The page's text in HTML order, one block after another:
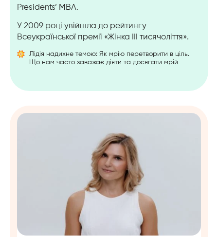
Presidents’ MBA.
У 2009 році увійшла до рейтингу
Всеукраїнської премії «Жінка ІІІ тисячоліття».
Лідія надихне темою: Як мрію перетворити в ціль.
Що нам часто заважає діяти та досягати мрій